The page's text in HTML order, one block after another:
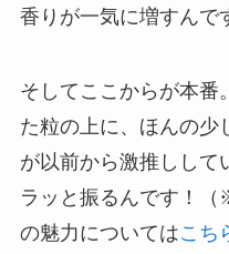
香りが一気に増すんで
そしてここからが本番
た粒の上に、ほんの少
が以前から激推しして
ラッと振るんです！
の魅力についてはこち